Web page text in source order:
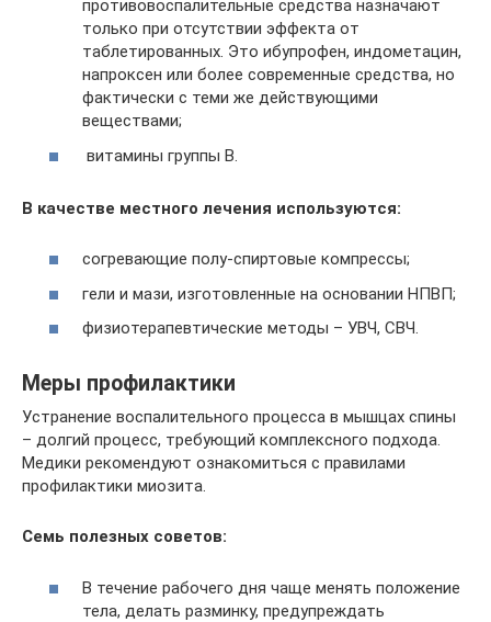
противовоспалительные средства назначают
только при отсутствии эффекта от
таблетированных. Это ибупрофен, индометацин,
напроксен или более современные средства, но
фактически с теми же действующими
веществами;
витамины группы B.
В качестве местного лечения используются:
согревающие полу-спиртовые компрессы;
гели и мази, изготовленные на основании НПВП;
физиотерапевтические методы – УВЧ, СВЧ.
Меры профилактики
Устранение воспалительного процесса в мышцах спины
– долгий процесс, требующий комплексного подхода.
Медики рекомендуют ознакомиться с правилами
профилактики миозита.
Семь полезных советов:
В течение рабочего дня чаще менять положение
тела, делать разминку, предупреждать